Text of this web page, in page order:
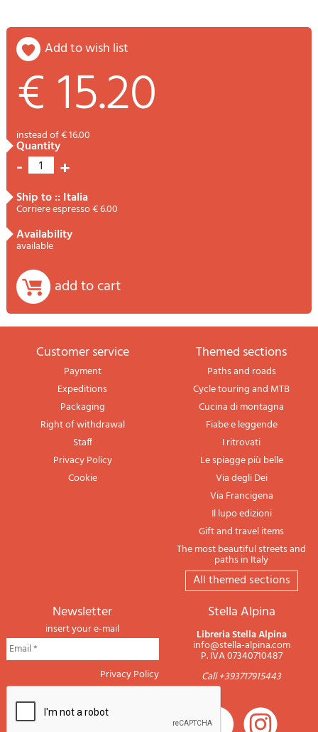
add to wish list
€ 15.20
instead of € 16.00
quantity
- 1 +
ship to :: Italia
Corriere espresso € 6.00
availability
available
add to cart
Customer service
Payment
Expeditions
Packaging
Right of withdrawal
Staff
Privacy Policy
Cookie
themed sections
Paths and roads
Cycle touring and MTB
Cucina di montagna
Fiabe e leggende
I ritrovati
Le spiagge più belle
Via degli Dei
Via Francigena
Il lupo edizioni
Gift and travel items
The most beautiful streets and
paths in Italy
All themed sections
newsletter
insert your e-mail
Privacy Policy
Stella Alpina
Libreria Stella Alpina
info@stella-alpina.com
P. IVA 07340710487
Call +393717915443